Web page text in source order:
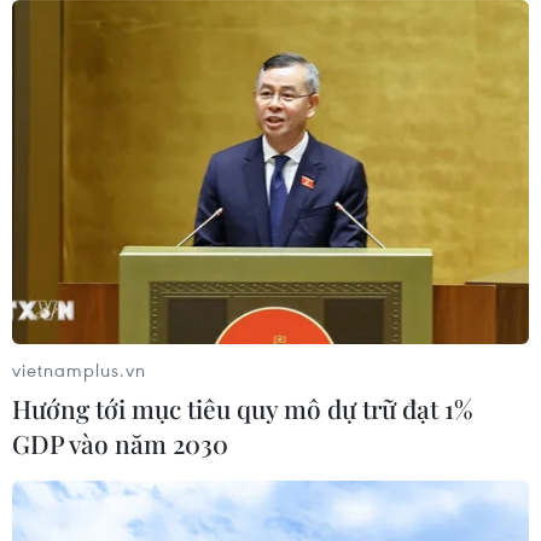
thông đồng giá sang ngành hóa dầu
Kim ngạch thương mại
song phương giữa hai nước Việt Nam
06/08/2026 06:24
Chủ động nguồn điện phục vụ Hội
nghị cấp cao APEC 2027
Doanh nghiệp Trung Quốc đánh giá
cao triển vọng hợp tác cơ giới hóa
vietnamplus.vn
Hướng tới mục tiêu quy mô dự trữ đạt 1%
GDP vào năm 2030